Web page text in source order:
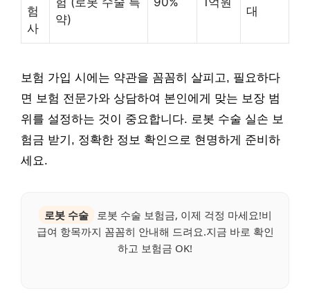
험
사
약)
대
보험 가입 시에는 약관을 꼼꼼히 살피고, 필요하다
면 보험 전문가와 상담하여 본인에게 맞는 보장 범
위를 설정하는 것이 중요합니다. 로봇 수술 실손 보
험금 받기, 정확한 정보 확인으로 현명하게 준비하
세요.
로봇 수술
로봇 수술 보험금, 이제 걱정 마세요!비
급여 항목까지 꼼꼼히 안내해 드려요.지금 바로 확인
하고 보험금 OK!